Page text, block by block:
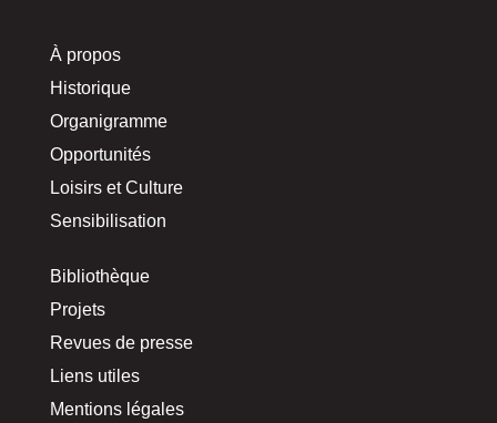
À propos
Historique
Organigramme
Opportunités
Loisirs et Culture
Sensibilisation
Bibliothèque
Projets
Revues de presse
Liens utiles
Mentions légales